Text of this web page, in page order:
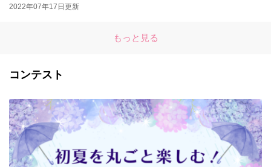
2022年07年17日更新
もっと見る
コンテスト